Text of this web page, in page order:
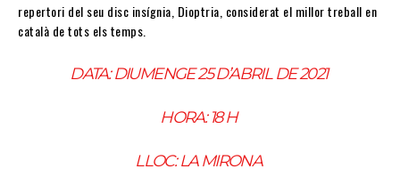
repertori del seu disc insígnia, Dioptria, considerat el millor treball en
català de tots els temps.
DATA: DIUMENGE 25 D’ABRIL DE 2021
HORA: 18 H
LLOC: LA MIRONA